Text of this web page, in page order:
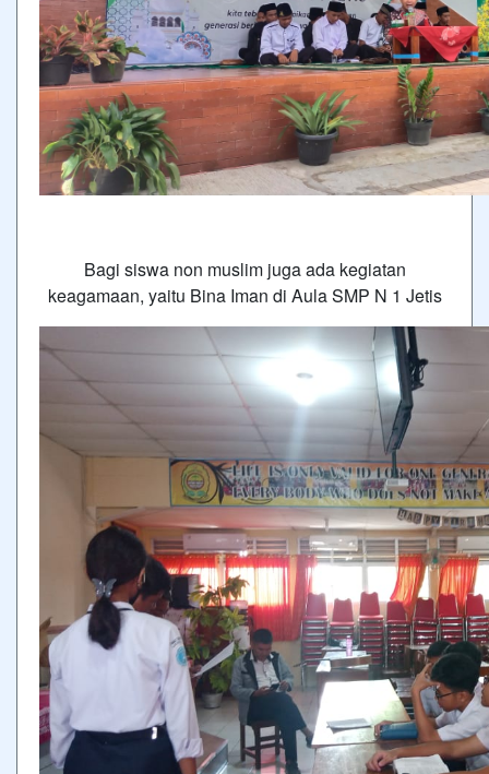
Bagi siswa non muslim juga ada kegiatan
keagamaan, yaitu Bina Iman di Aula SMP N 1 Jetis